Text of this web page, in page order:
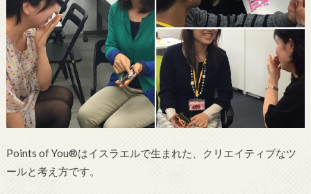
Points of You®はイスラエルで生まれた、クリエイティブなツ
ールと考え方です。